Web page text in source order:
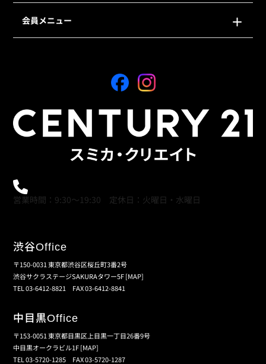
会員メニュー
営業時間：9:30～19:30 定休日：火曜日・水曜日
渋谷Office
〒150-0031 東京都渋谷区桜丘町3番2号
渋谷サクラステージSAKURAタワー5F[MAP]
TEL 03-6412-8821 FAX 03-6412-8841
中目黒Office
〒153-0051 東京都目黒区上目黒一丁目26番9号
中目黒オークラビル1F[MAP]
TEL 03-5720-1285 FAX 03-5720-1287